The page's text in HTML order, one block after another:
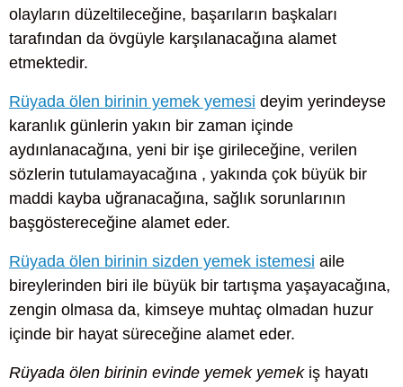
olayların düzeltileceğine, başarıların başkaları
tarafından da övgüyle karşılanacağına alamet
etmektedir.
Rüyada ölen birinin yemek yemesi deyim yerindeyse
karanlık günlerin yakın bir zaman içinde
aydınlanacağına, yeni bir işe girileceğine, verilen
sözlerin tutulamayacağına , yakında çok büyük bir
maddi kayba uğranacağına, sağlık sorunlarının
başgöstereceğine alamet eder.
Rüyada ölen birinin sizden yemek istemesi aile
bireylerinden biri ile büyük bir tartışma yaşayacağına,
zengin olmasa da, kimseye muhtaç olmadan huzur
içinde bir hayat süreceğine alamet eder.
Rüyada ölen birinin evinde yemek yemekiş hayatı